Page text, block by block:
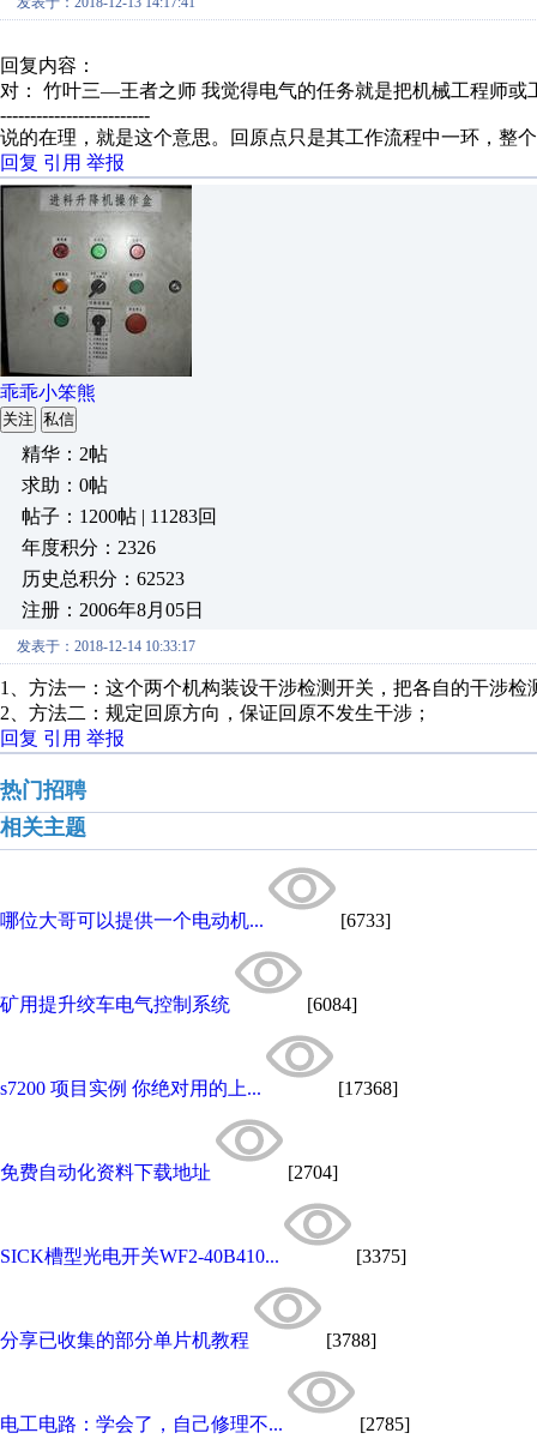
回复内容：
对： 竹叶三—王者之师 我觉得电气的任务就是把机械工程师
-------------------------
说的在理，就是这个意思。回原点只是其工作流程中一环，整
回复 引用 举报
乖乖小笨熊
关注 私信
精华：2帖
求助：0帖
帖子：1200帖 | 11283回
年度积分：2326
历史总积分：62523
注册：2006年8月05日
发表于：2018-12-14 10:33:17
1、方法一：这个两个机构装设干涉检测开关，把各自的干涉
2、方法二：规定回原方向，保证回原不发生干涉；
回复 引用 举报
热门招聘
相关主题
哪位大哥可以提供一个电动机... [6733]
矿用提升绞车电气控制系统 [6084]
s7200 项目实例 你绝对用的上... [17368]
免费自动化资料下载地址 [2704]
SICK槽型光电开关WF2-40B410... [3375]
分享已收集的部分单片机教程 [3788]
电工电路：学会了，自己修理不... [2785]